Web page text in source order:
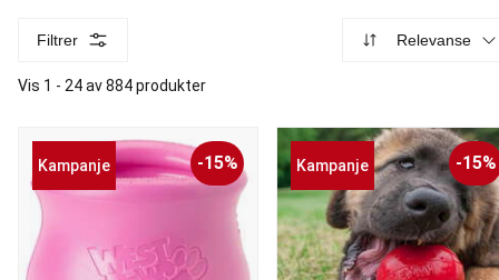
Filtrer Relevanse
Vis 1 - 24 av 884 produkter
Kampanje -15% Kampanje -15%